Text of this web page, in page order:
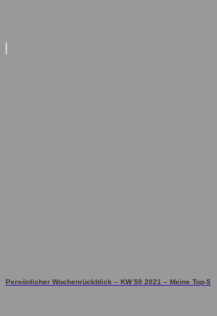
Persönlicher Wochenrückblick – KW 50 2021 – Meine Top-5